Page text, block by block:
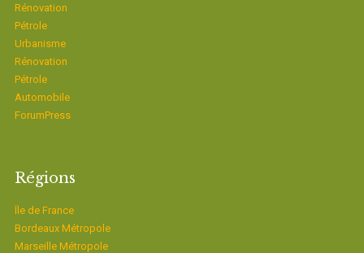
Rénovation
Pétrole
Urbanisme
Rénovation
Pétrole
Automobile
ForumPress
Régions
Ïle de France
Bordeaux Métropole
Marseille Métropole